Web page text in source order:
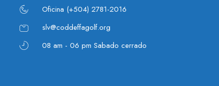
Oficina (+504) 2781-2016
slv@coddeffagolf.org
08 am - 06 pm Sabado cerrado